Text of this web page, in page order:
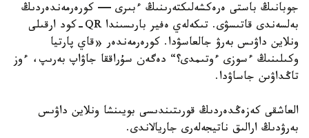
جوبانىڭ باستى ەرەكشەلىكتەرىنىڭ ءبىرى — كورەرمەندەردىڭ
بەلسەندى قاتىسۋى. تىكەلەي ەفير بارىسىندا QR-كود ارقىلى
ونلاين داۋىس بەرۋ جالعاسۋدا. كورەرمەندەر «قاي پارتيا
وكىلىنىڭ ءسوزى ءوتىمدى؟“ دەگەن سۇراققا جاۋاپ بەرىپ، ءوز
تاڭداۋىن جاساۋدا.
العاشقى كەزەڭدەردىڭ قورىتىندىسى بويىنشا ونلاين داۋىس
بەرۋدىڭ ارالىق ناتيجەلەرى جاريالاندى.